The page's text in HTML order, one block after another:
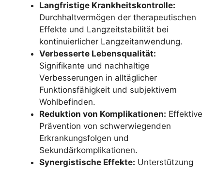
Langfristige Krankheitskontrolle:
Durchhaltvermögen der therapeutischen
Effekte und Langzeitstabilität bei
kontinuierlicher Langzeitanwendung.
Verbesserte Lebensqualität:
Signifikante und nachhaltige
Verbesserungen in alltäglicher
Funktionsfähigkeit und subjektivem
Wohlbefinden.
Reduktion von Komplikationen: Effektive
Prävention von schwerwiegenden
Erkrankungsfolgen und
Sekundärkomplikationen.
Synergistische Effekte: Unterstützung